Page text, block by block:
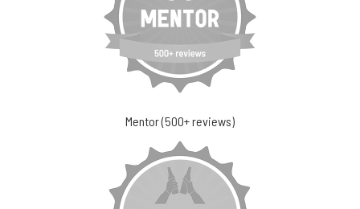
Mentor (500+ reviews)